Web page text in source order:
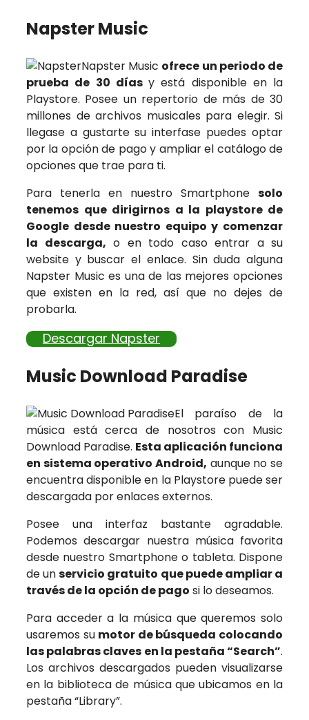
Napster Music
Napster Music ofrece un periodo de
prueba de 30 días y está disponible en la
Playstore. Posee un repertorio de más de 30
millones de archivos musicales para elegir. Si
llegase a gustarte su interfase puedes optar
por la opción de pago y ampliar el catálogo de
opciones que trae para ti.
Para tenerla en nuestro Smartphone solo
tenemos que dirigirnos a la playstore de
Google desde nuestro equipo y comenzar
la descarga, o en todo caso entrar a su
website y buscar el enlace. Sin duda alguna
Napster Music es una de las mejores opciones
que existen en la red, así que no dejes de
probarla.
Descargar Napster
Music Download Paradise
El paraíso de la
música está cerca de nosotros con Music
Download Paradise. Esta aplicación funciona
en sistema operativo Android, aunque no se
encuentra disponible en la Playstore puede ser
descargada por enlaces externos.
Posee una interfaz bastante agradable.
Podemos descargar nuestra música favorita
desde nuestro Smartphone o tableta. Dispone
de unservicio gratuito que puede ampliar a
través de la opción de pago si lo deseamos.
Para acceder a la música que queremos solo
usaremos su motor de búsqueda colocando
las palabras claves en la pestaña “Search”.
Los archivos descargados pueden visualizarse
en la biblioteca de música que ubicamos en la
pestaña “Library”.